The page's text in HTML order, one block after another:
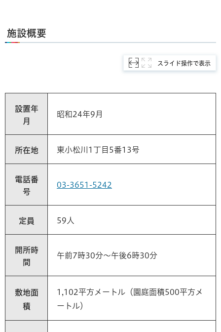
施設概要
スライド操作で表示
設置年
月
昭和24年9月
所在地 東小松川1丁目5番13号
電話番
号
03-3651-5242
定員 59人
開所時
間
午前7時30分～午後6時30分
敷地面
積
1,102平方メートル（園庭面積500平方メ
ートル）